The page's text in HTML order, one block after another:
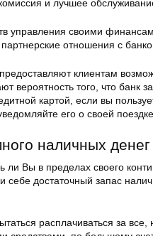
и лучшее
управления своими
отношения с
клиентам
вероятность того, что банк
картой, если вы
его о своей
наличных денег
ли Вы в пределах своего
достаточный запас
расплачиваться за